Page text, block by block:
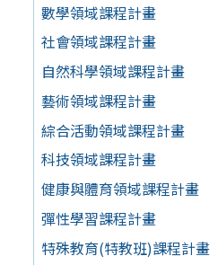
數學領域課程計畫
社會領域課程計畫
自然科學領域課程計畫
藝術領域課程計畫
綜合活動領域課程計畫
科技領域課程計畫
健康與體育領域課程計畫
彈性學習課程計畫
特殊教育(特教班)課程計畫